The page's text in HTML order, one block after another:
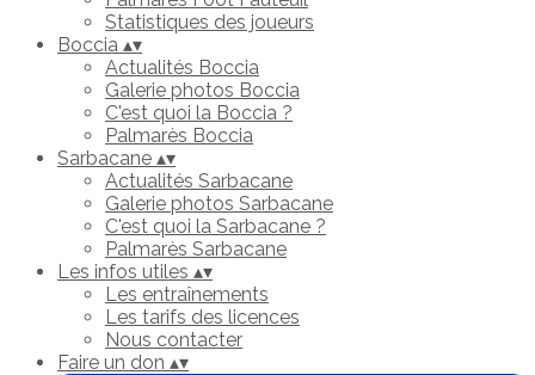
Statistiques des joueurs
Boccia ▴▾
Actualités Boccia
Galerie photos Boccia
C'est quoi la Boccia ?
Palmarès Boccia
Sarbacane ▴▾
Actualités Sarbacane
Galerie photos Sarbacane
C'est quoi la Sarbacane ?
Palmarès Sarbacane
Les infos utiles ▴▾
Les entraînements
Les tarifs des licences
Nous contacter
Faire un don ▴▾